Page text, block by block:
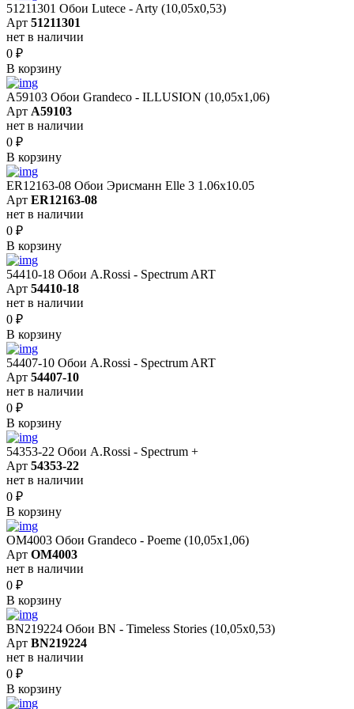
51211301 Обои Lutece - Arty (10,05x0,53)
Арт 51211301
нет в наличии
0 ₽
В корзину
A59103 Обои Grandeco - ILLUSION (10,05х1,06)
Арт A59103
нет в наличии
0 ₽
В корзину
ER12163-08 Обои Эрисманн Elle 3 1.06x10.05
Арт ER12163-08
нет в наличии
0 ₽
В корзину
54410-18 Обои A.Rossi - Spectrum ART
Арт 54410-18
нет в наличии
0 ₽
В корзину
54407-10 Обои A.Rossi - Spectrum ART
Арт 54407-10
нет в наличии
0 ₽
В корзину
54353-22 Обои A.Rossi - Spectrum +
Арт 54353-22
нет в наличии
0 ₽
В корзину
OM4003 Обои Grandeco - Poeme (10,05х1,06)
Арт OM4003
нет в наличии
0 ₽
В корзину
BN219224 Обои BN - Timeless Stories (10,05x0,53)
Арт BN219224
нет в наличии
0 ₽
В корзину